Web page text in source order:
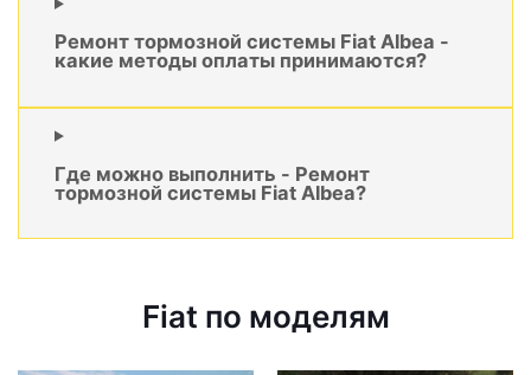
Ремонт тормозной системы Fiat Albea -
какие методы оплаты принимаются?
Где можно выполнить - Ремонт
тормозной системы Fiat Albea?
Fiat по моделям